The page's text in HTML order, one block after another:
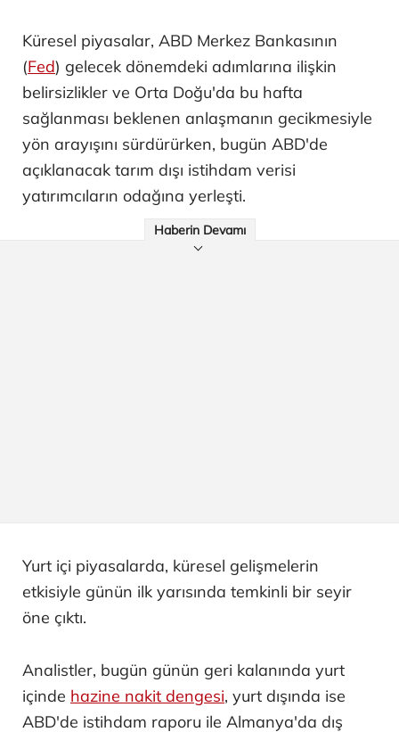
Küresel piyasalar, ABD Merkez Bankasının
(Fed) gelecek dönemdeki adımlarına ilişkin
belirsizlikler ve Orta Doğu'da bu hafta
sağlanması beklenen anlaşmanın gecikmesiyle
yön arayışını sürdürürken, bugün ABD'de
açıklanacak tarım dışı istihdam verisi
yatırımcıların odağına yerleşti.
Haberin Devamı
Yurt içi piyasalarda, küresel gelişmelerin
etkisiyle günün ilk yarısında temkinli bir seyir
öne çıktı.
Analistler, bugün günün geri kalanında yurt
içinde hazine nakit dengesi, yurt dışında ise
ABD'de istihdam raporu ile Almanya'da dış